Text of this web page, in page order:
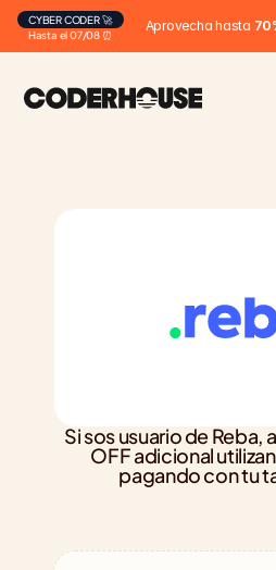
Hasta el 07/08 ⏰
CYBER CODER 🚀 Aprovecha hasta
Si sos usuario de Reba,
OFF adicional
pagando con tu